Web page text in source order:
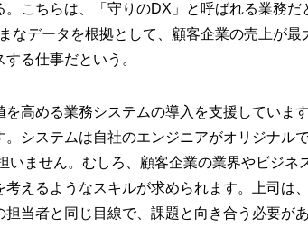
こちらは、「守りのDX」と呼ばれる業務だ
なデータを根拠として、顧客企業の売上が最
る仕事だという。
を高める業務システムの導入を支援していま
システムは自社のエンジニアがオリジナル
いません。むしろ、顧客企業の業界やビジネ
えるようなスキルが求められます。上司は
当者と同じ目線で、課題と向き合う必要が